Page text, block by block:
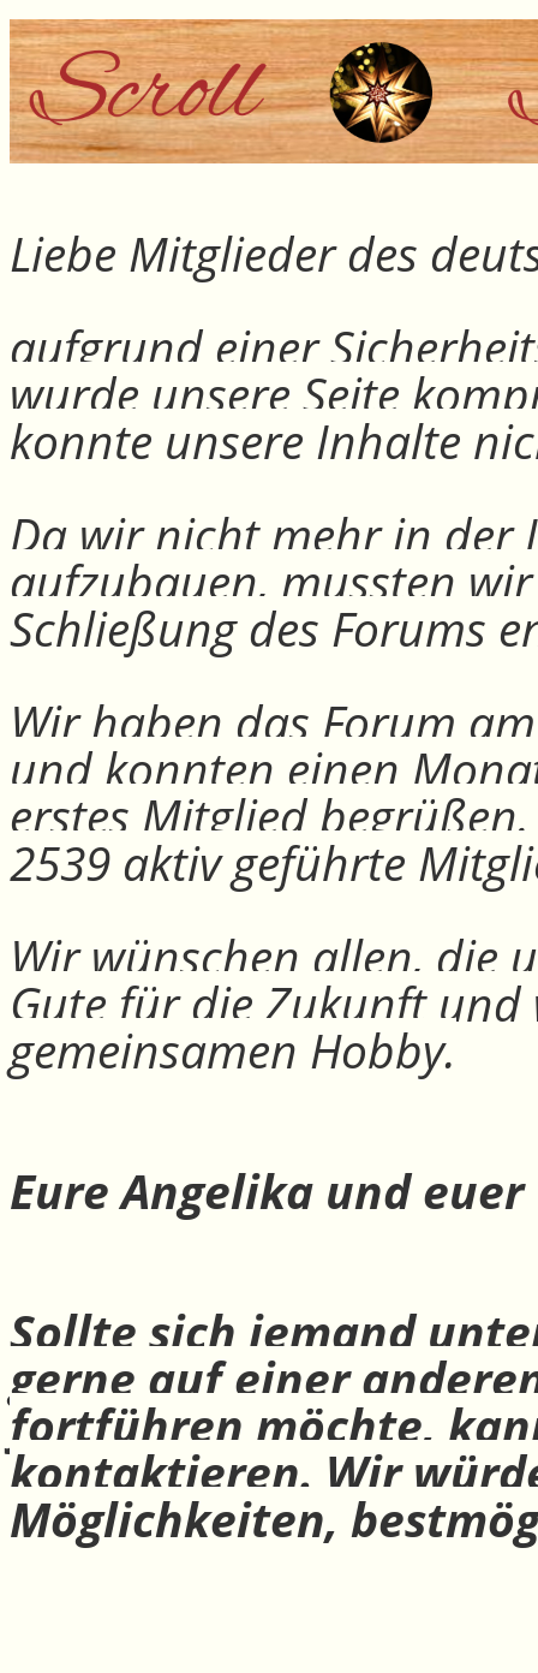
Liebe Mitglieder des
aufgrund einer
wurde unsere Seite
konnte unsere Inhalte
Da wir nicht mehr in der
aufzubauen, mussten
Schließung des Forums
Wir haben das Forum
und konnten einen
erstes Mitglied
2539 aktiv geführte
Wir wünschen allen, die
Gute für die Zukunft
gemeinsamen Hobby.
Eure Angelika und
Sollte sich jemand
gerne auf einer
fortführen möchte,
kontaktieren. Wir
Möglichkeiten,